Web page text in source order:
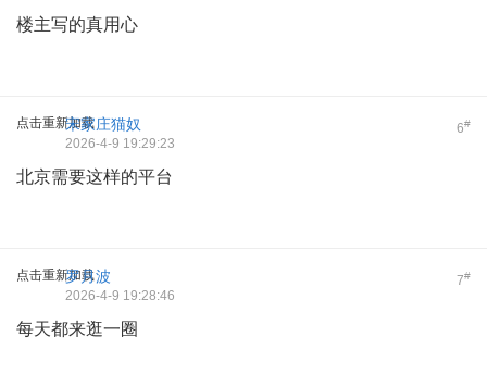
楼主写的真用心
点击重新加载 6#
宋家庄猫奴
2026-4-9 19:29:23
北京需要这样的平台
点击重新加载 7#
罗月波
2026-4-9 19:28:46
每天都来逛一圈